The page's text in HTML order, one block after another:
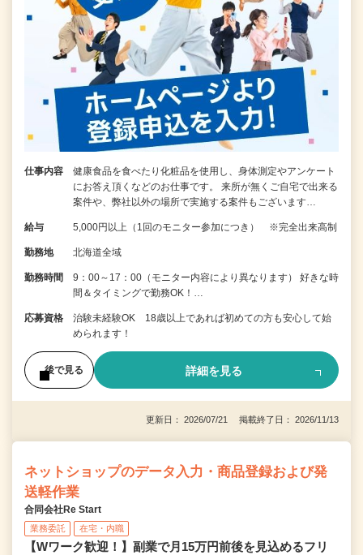
仕事内容
健康食品を食べたり化粧品を使用し、身体測定やアンケート
にお答え頂くなどのお仕事です。 来所が無くご自宅で出来る
案件や、弊社以外の場所で実施する案件もございます…
給与 5,000円以上（1回のモニター参加につき） ※完全出来高制
勤務地 北海道全域
勤務時間
9：00～17：00（モニター内容により異なります） 好きな時
間＆タイミングで勤務OK！…
応募資格
治験未経験OK 18歳以上であれば初めての方も安心して始
められます！
後で見る 詳細を見る
更新日： 2026/07/21 掲載終了日： 2026/11/13
ネットショップのデータ入力・商品登録および発
送軽作業
合同会社Re Start
業務委託 在宅・内職
【Wワーク歓迎！】副業で月15万円前後を見込めるフリ